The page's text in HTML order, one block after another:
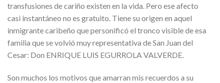
transfusiones de cariño existen en la vida. Pero ese afecto
casi instantáneo no es gratuito. Tiene su origen en aquel
inmigrante caribeño que personificó el tronco visible de esa
familia que se volvió muy representativa de San Juan del
Cesar: Don ENRIQUE LUIS EGURROLA VALVERDE.
Son muchos los motivos que amarran mis recuerdos a su